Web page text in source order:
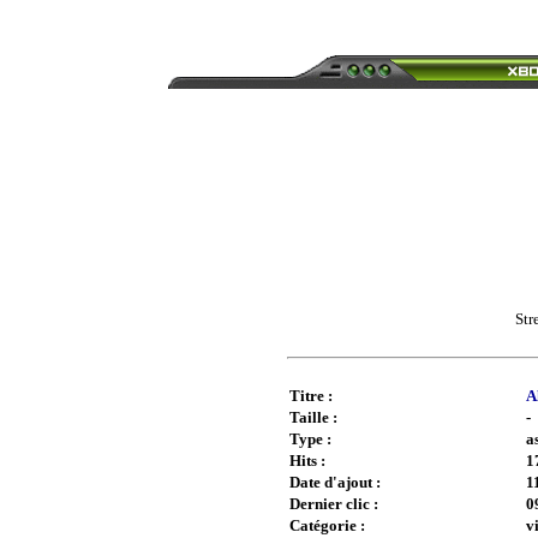
Titre :
Taille :
-
Type :
Hits :
Date d'ajout :
Dernier clic :
Catégorie :